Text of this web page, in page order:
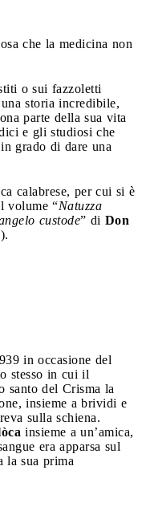
che la medicina non
o sui fazzoletti
una storia incredibile,
parte della sua vita
e gli studiosi che
grado di dare una
calabrese, per cui si è
volume “Natuzza
custode” di Don
).
in occasione del
stesso in cui il
santo del Crisma la
insieme a brividi e
sulla schiena.
insieme a un’amica,
era apparsa sul
la sua prima